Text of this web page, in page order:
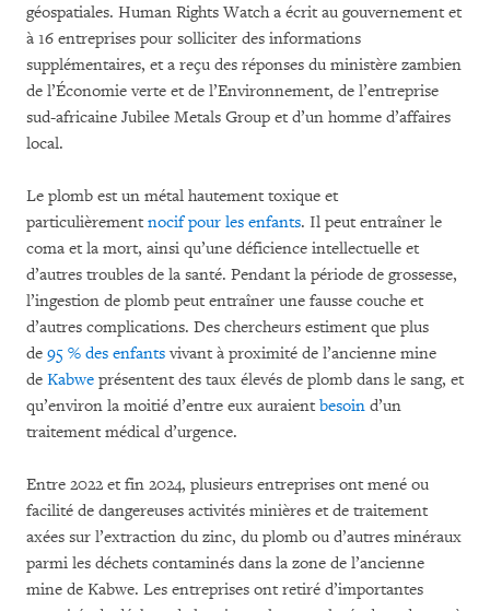
géospatiales. Human Rights Watch a écrit au gouvernement et
à 16 entreprises pour solliciter des informations
supplémentaires, et a reçu des réponses du ministère zambien
de l’Économie verte et de l’Environnement, de l’entreprise
sud-africaine Jubilee Metals Group et d’un homme d’affaires
local.
Le plomb est un métal hautement toxique et
particulièrement nocif pour les enfants. Il peut entraîner le
coma et la mort, ainsi qu’une déficience intellectuelle et
d’autres troubles de la santé. Pendant la période de grossesse,
l’ingestion de plomb peut entraîner une fausse couche et
d’autres complications. Des chercheurs estiment que plus
de 95 % des enfantsvivant à proximité de l’ancienne mine
de Kabwe présentent des taux élevés de plomb dans le sang, et
qu’environ la moitié d’entre eux auraient besoin d’un
traitement médical d’urgence.
Entre 2022 et fin 2024, plusieurs entreprises ont mené ou
facilité de dangereuses activités minières et de traitement
axées sur l’extraction du zinc, du plomb ou d’autres minéraux
parmi les déchets contaminés dans la zone de l’ancienne
mine de Kabwe. Les entreprises ont retiré d’importantes